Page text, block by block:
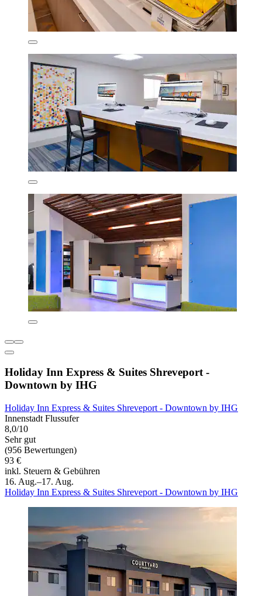
Holiday Inn Express & Suites Shreveport -
Downtown by IHG
Holiday Inn Express & Suites Shreveport - Downtown by IHG
Innenstadt Flussufer
8,0/10
Sehr gut
(956 Bewertungen)
93 €
inkl. Steuern & Gebühren
16. Aug.–17. Aug.
Holiday Inn Express & Suites Shreveport - Downtown by IHG